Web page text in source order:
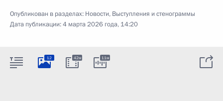
Опубликован в разделах: Новости, Выступления и стенограммы
Дата публикации:4 марта 2026 года, 14:20
12 42м 11м